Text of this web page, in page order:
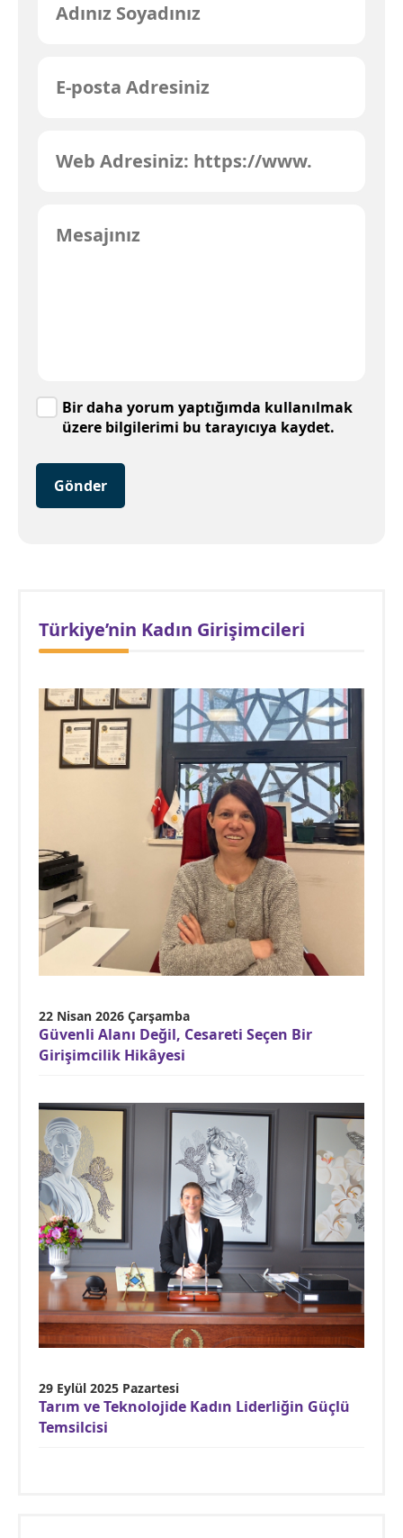
Bir daha yorum yaptığımda kullanılmak
üzere bilgilerimi bu tarayıcıya kaydet.
Gönder
Türkiye’nin Kadın Girişimcileri
22 Nisan 2026 Çarşamba
Güvenli Alanı Değil, Cesareti Seçen Bir
Girişimcilik Hikâyesi
29 Eylül 2025 Pazartesi
Tarım ve Teknolojide Kadın Liderliğin Güçlü
Temsilcisi